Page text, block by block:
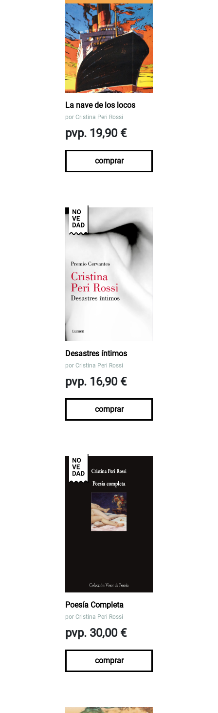
La nave de los locos
por Cristina Peri Rossi
pvp. 19,90 €
comprar
Desastres íntimos
por Cristina Peri Rossi
pvp. 16,90 €
comprar
Poesía Completa
por Cristina Peri Rossi
pvp. 30,00 €
comprar